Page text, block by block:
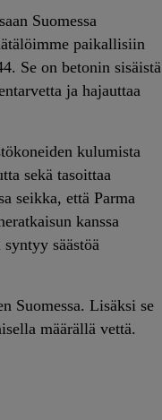
Suomessa
paikallisiin
Se on betonin sisäistä
ja hajauttaa
kulumista
sekä tasoittaa
seikka, että Parma
kanssa
säästöä
Suomessa. Lisäksi se
määrällä vettä.